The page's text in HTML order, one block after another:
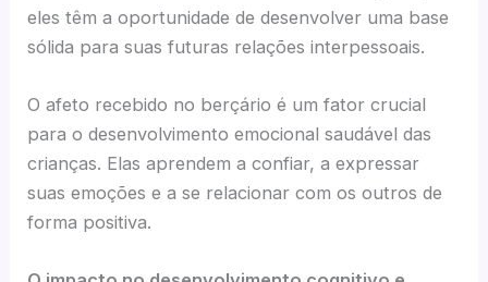
eles têm a oportunidade de desenvolver uma base
sólida para suas futuras relações interpessoais.
O afeto recebido no berçário é um fator crucial
para o desenvolvimento emocional saudável das
crianças. Elas aprendem a confiar, a expressar
suas emoções e a se relacionar com os outros de
forma positiva.